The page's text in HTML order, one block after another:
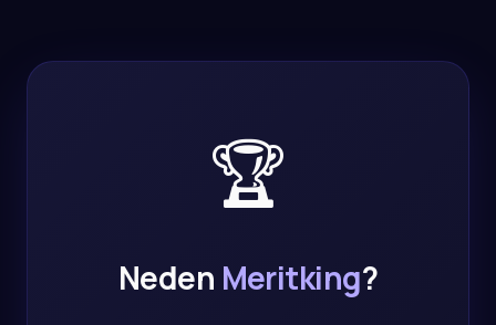
🏆
Neden Meritking?